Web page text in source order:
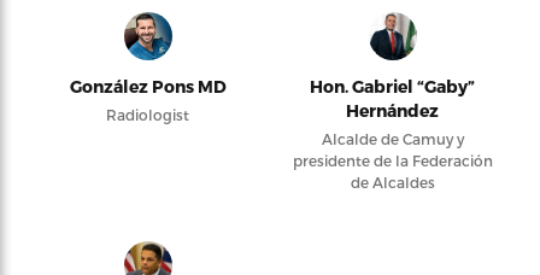
González Pons MD
Radiologist
Hon. Gabriel “Gaby”
Hernández
Alcalde de Camuy y
presidente de la Federación
de Alcaldes